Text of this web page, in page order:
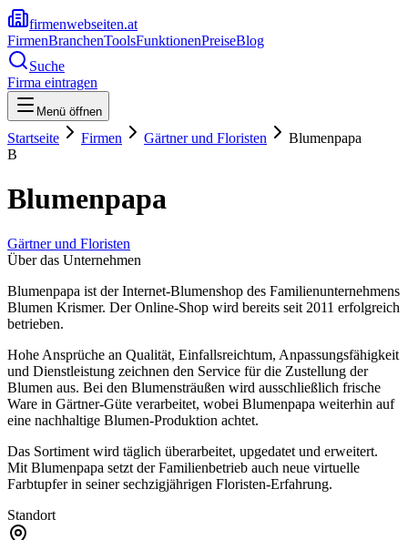
firmenwebseiten.at
FirmenBranchenToolsFunktionenPreiseBlog
Suche
Firma eintragen
Menü öffnen
Startseite Firmen Gärtner und Floristen
Blumenpapa
B
Blumenpapa
Gärtner und Floristen
Über das Unternehmen
Blumenpapa ist der Internet-Blumenshop des Familienunternehmens
Blumen Krismer. Der Online-Shop wird bereits seit 2011 erfolgreich
betrieben.
Hohe Ansprüche an Qualität, Einfallsreichtum, Anpassungsfähigkeit
und Dienstleistung zeichnen den Service für die Zustellung der
Blumen aus. Bei den Blumensträußen wird ausschließlich frische
Ware in Gärtner-Güte verarbeitet, wobei Blumenpapa weiterhin auf
eine nachhaltige Blumen-Produktion achtet.
Das Sortiment wird täglich überarbeitet, upgedatet und erweitert.
Mit Blumenpapa setzt der Familienbetrieb auch neue virtuelle
Farbtupfer in seiner sechzigjährigen Floristen-Erfahrung.
Standort